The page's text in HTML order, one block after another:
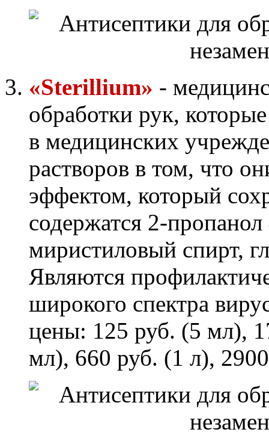
«Sterillium» -
обработки рук,
в медицинских
растворов в том, что
эффектом, который
содержатся 2-
миристиловый спирт,
Являются
широкого спектра
цены: 125 руб. (5 мл),
мл), 660 руб. (1 л),